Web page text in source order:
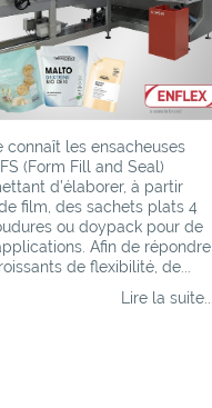
connaît les ensacheuses
(Form Fill and Seal)
d’élaborer, à partir
film, des sachets plats 4
ou doypack pour de
Afin de répondre
de flexibilité, de...
Lire la suite...